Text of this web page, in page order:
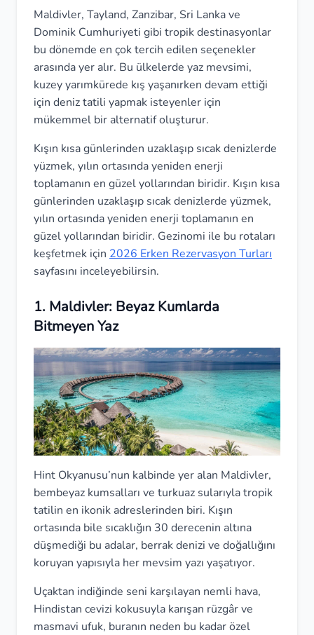
Maldivler, Tayland, Zanzibar, Sri Lanka ve
Dominik Cumhuriyeti gibi tropik destinasyonlar
bu dönemde en çok tercih edilen seçenekler
arasında yer alır. Bu ülkelerde yaz mevsimi,
kuzey yarımkürede kış yaşanırken devam ettiği
için deniz tatili yapmak isteyenler için
mükemmel bir alternatif oluşturur.
Kışın kısa günlerinden uzaklaşıp sıcak denizlerde
yüzmek, yılın ortasında yeniden enerji
toplamanın en güzel yollarından biridir. Kışın kısa
günlerinden uzaklaşıp sıcak denizlerde yüzmek,
yılın ortasında yeniden enerji toplamanın en
güzel yollarından biridir. Gezinomi ile bu rotaları
keşfetmek için 2026 Erken Rezervasyon Turları
sayfasını inceleyebilirsin.
1. Maldivler: Beyaz Kumlarda
Bitmeyen Yaz
Hint Okyanusu’nun kalbinde yer alan Maldivler,
bembeyaz kumsalları ve turkuaz sularıyla tropik
tatilin en ikonik adreslerinden biri. Kışın
ortasında bile sıcaklığın 30 derecenin altına
düşmediği bu adalar, berrak denizi ve doğallığını
koruyan yapısıyla her mevsim yazı yaşatıyor.
Uçaktan indiğinde seni karşılayan nemli hava,
Hindistan cevizi kokusuyla karışan rüzgâr ve
masmavi ufuk, buranın neden bu kadar özel